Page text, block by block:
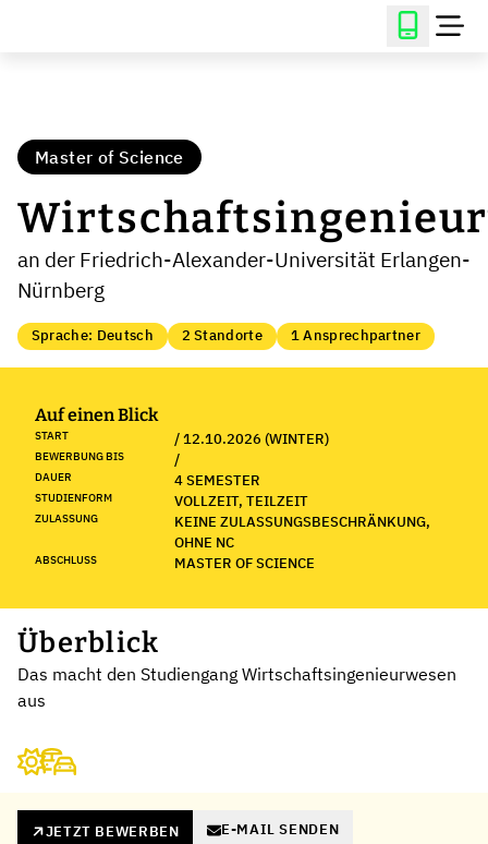
Master of Science
an der Friedrich-Alexander-Universität Erlangen-
Nürnberg
Sprache: Deutsch 2 Standorte 1 Ansprechpartner
Auf einen Blick
START / 12.10.2026 (WINTER)
BEWERBUNG BIS /
DAUER 4 SEMESTER
STUDIENFORM VOLLZEIT, TEILZEIT
ZULASSUNG
KEINE ZULASSUNGSBESCHRÄNKUNG,
OHNE NC
ABSCHLUSS MASTER OF SCIENCE
Überblick
Das macht den Studiengang Wirtschaftsingenieurwesen
aus
JETZT BEWERBEN E-MAIL SENDEN